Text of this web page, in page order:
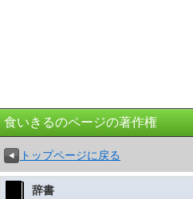
食いきるのページの著作権
トップページに戻る
辞書